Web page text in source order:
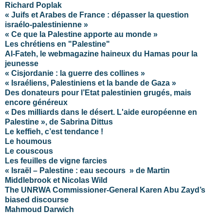
Richard Poplak
« Juifs et Arabes de France : dépasser la question
israélo-palestinienne »
« Ce que la Palestine apporte au monde »
Les chrétiens en "Palestine"
Al-Fateh, le webmagazine haineux du Hamas pour la
jeunesse
« Cisjordanie : la guerre des collines »
« Israéliens, Palestiniens et la bande de Gaza »
Des donateurs pour l’Etat palestinien grugés, mais
encore généreux
« Des milliards dans le désert. L'aide européenne en
Palestine », de Sabrina Dittus
Le keffieh, c’est tendance !
Le houmous
Le couscous
Les feuilles de vigne farcies
« Israël – Palestine : eau secours » de Martin
Middlebrook et Nicolas Wild
The UNRWA Commissioner-General Karen Abu Zayd’s
biased discourse
Mahmoud Darwich